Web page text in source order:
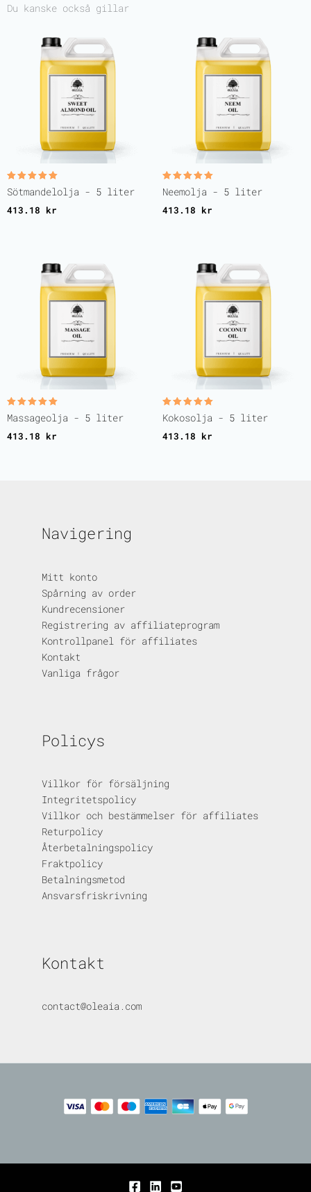
Du kanske också gillar
Betygsatt
5.00
Sötmandelolja - 5 liter
413.18 kr
Betygsatt
5.00
Neemolja - 5 liter
413.18 kr
Betygsatt
5.00
Massageolja - 5 liter
413.18 kr
Betygsatt
5.00
Kokosolja - 5 liter
413.18 kr
Navigering
Mitt konto
Spårning av order
Kundrecensioner
Registrering av affiliateprogram
Kontrollpanel för affiliates
Kontakt
Vanliga frågor
Policys
Villkor för försäljning
Integritetspolicy
Villkor och bestämmelser för affiliates
Returpolicy
Återbetalningspolicy
Fraktpolicy
Betalningsmetod
Ansvarsfriskrivning
Kontakt
contact@oleaia.com